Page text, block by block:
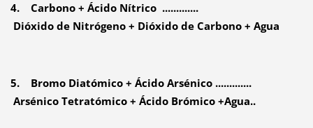
4. Carbono + Ácido Nítrico .............
Dióxido de Nitrógeno + Dióxido de Carbono + Agua
5. Bromo Diatómico + Ácido Arsénico .............
Arsénico Tetratómico + Ácido Brómico +Agua..